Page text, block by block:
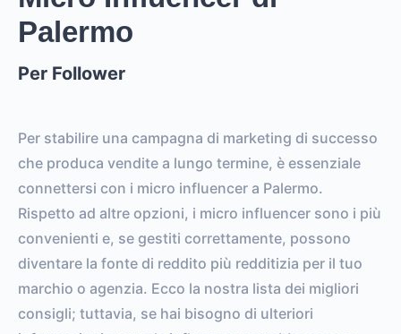
0
FOLLOWERS
Palermo
Per Follower
Per stabilire una campagna di marketing di successo
che produca vendite a lungo termine, è essenziale
connettersi con i micro influencer a Palermo.
Rispetto ad altre opzioni, i micro influencer sono i più
convenienti e, se gestiti correttamente, possono
diventare la fonte di reddito più redditizia per il tuo
marchio o agenzia. Ecco la nostra lista dei migliori
consigli; tuttavia, se hai bisogno di ulteriori